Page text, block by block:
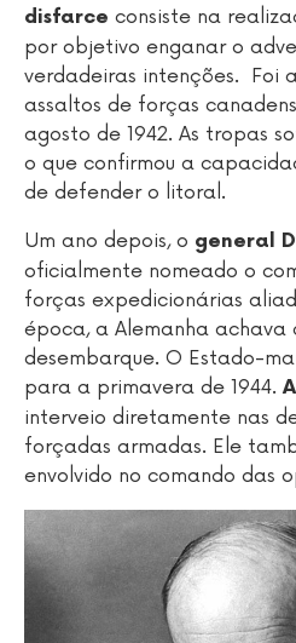
disfarce consiste na
por objetivo enganar o
verdadeiras intenções. Foi
assaltos de forças
agosto de 1942. As tropas
o que confirmou a
de defender o litoral.
Um ano depois, o general
oficialmente nomeado o
forças expedicionárias
época, a Alemanha achava
desembarque. O Estado-
para a primavera de 1944.
interveio diretamente nas
forçadas armadas. Ele
envolvido no comando das